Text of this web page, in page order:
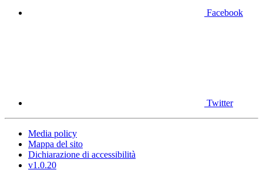
Facebook
Twitter
Media policy
Mappa del sito
Dichiarazione di accessibilità
v1.0.20